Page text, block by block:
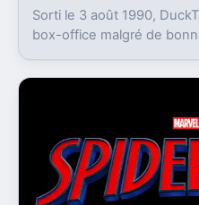
Sorti le 3 août 1990,
box-office malgré de
Indiana Jones.